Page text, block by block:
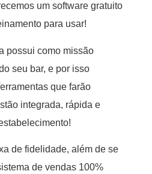
um software gratuito
para usar!
possui como missão
seu bar, e por isso
que farão
integrada, rápida e
de fidelidade, além de se
de vendas 100%